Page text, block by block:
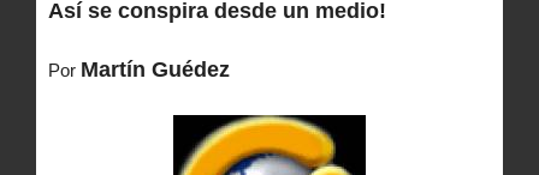
Así se conspira desde un medio!
Por Martín Guédez